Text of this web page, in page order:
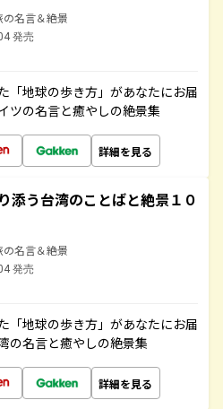
の名言＆絶景
発売
「地球の歩き方」があなたにお届
ツの名言と癒やしの絶景集
詳細を見る
添う台湾のことばと絶景１０
の名言＆絶景
発売
「地球の歩き方」があなたにお届
の名言と癒やしの絶景集
詳細を見る